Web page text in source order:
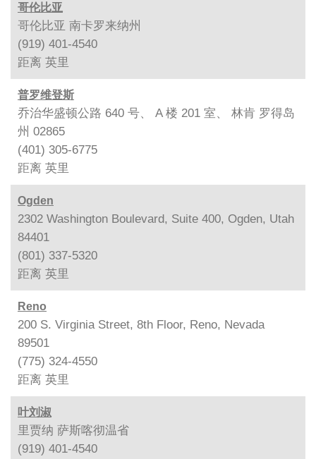
哥伦比亚
哥伦比亚 南卡罗来纳州
(919) 401-4540
距离 英里
普罗维登斯
乔治华盛顿公路 640 号、 A 楼 201 室、 林肯 罗得岛
州 02865
(401) 305-6775
距离 英里
Ogden
2302 Washington Boulevard, Suite 400, Ogden, Utah
84401
(801) 337-5320
距离 英里
Reno
200 S. Virginia Street, 8th Floor, Reno, Nevada
89501
(775) 324-4550
距离 英里
叶刘淑
里贾纳 萨斯喀彻温省
(919) 401-4540